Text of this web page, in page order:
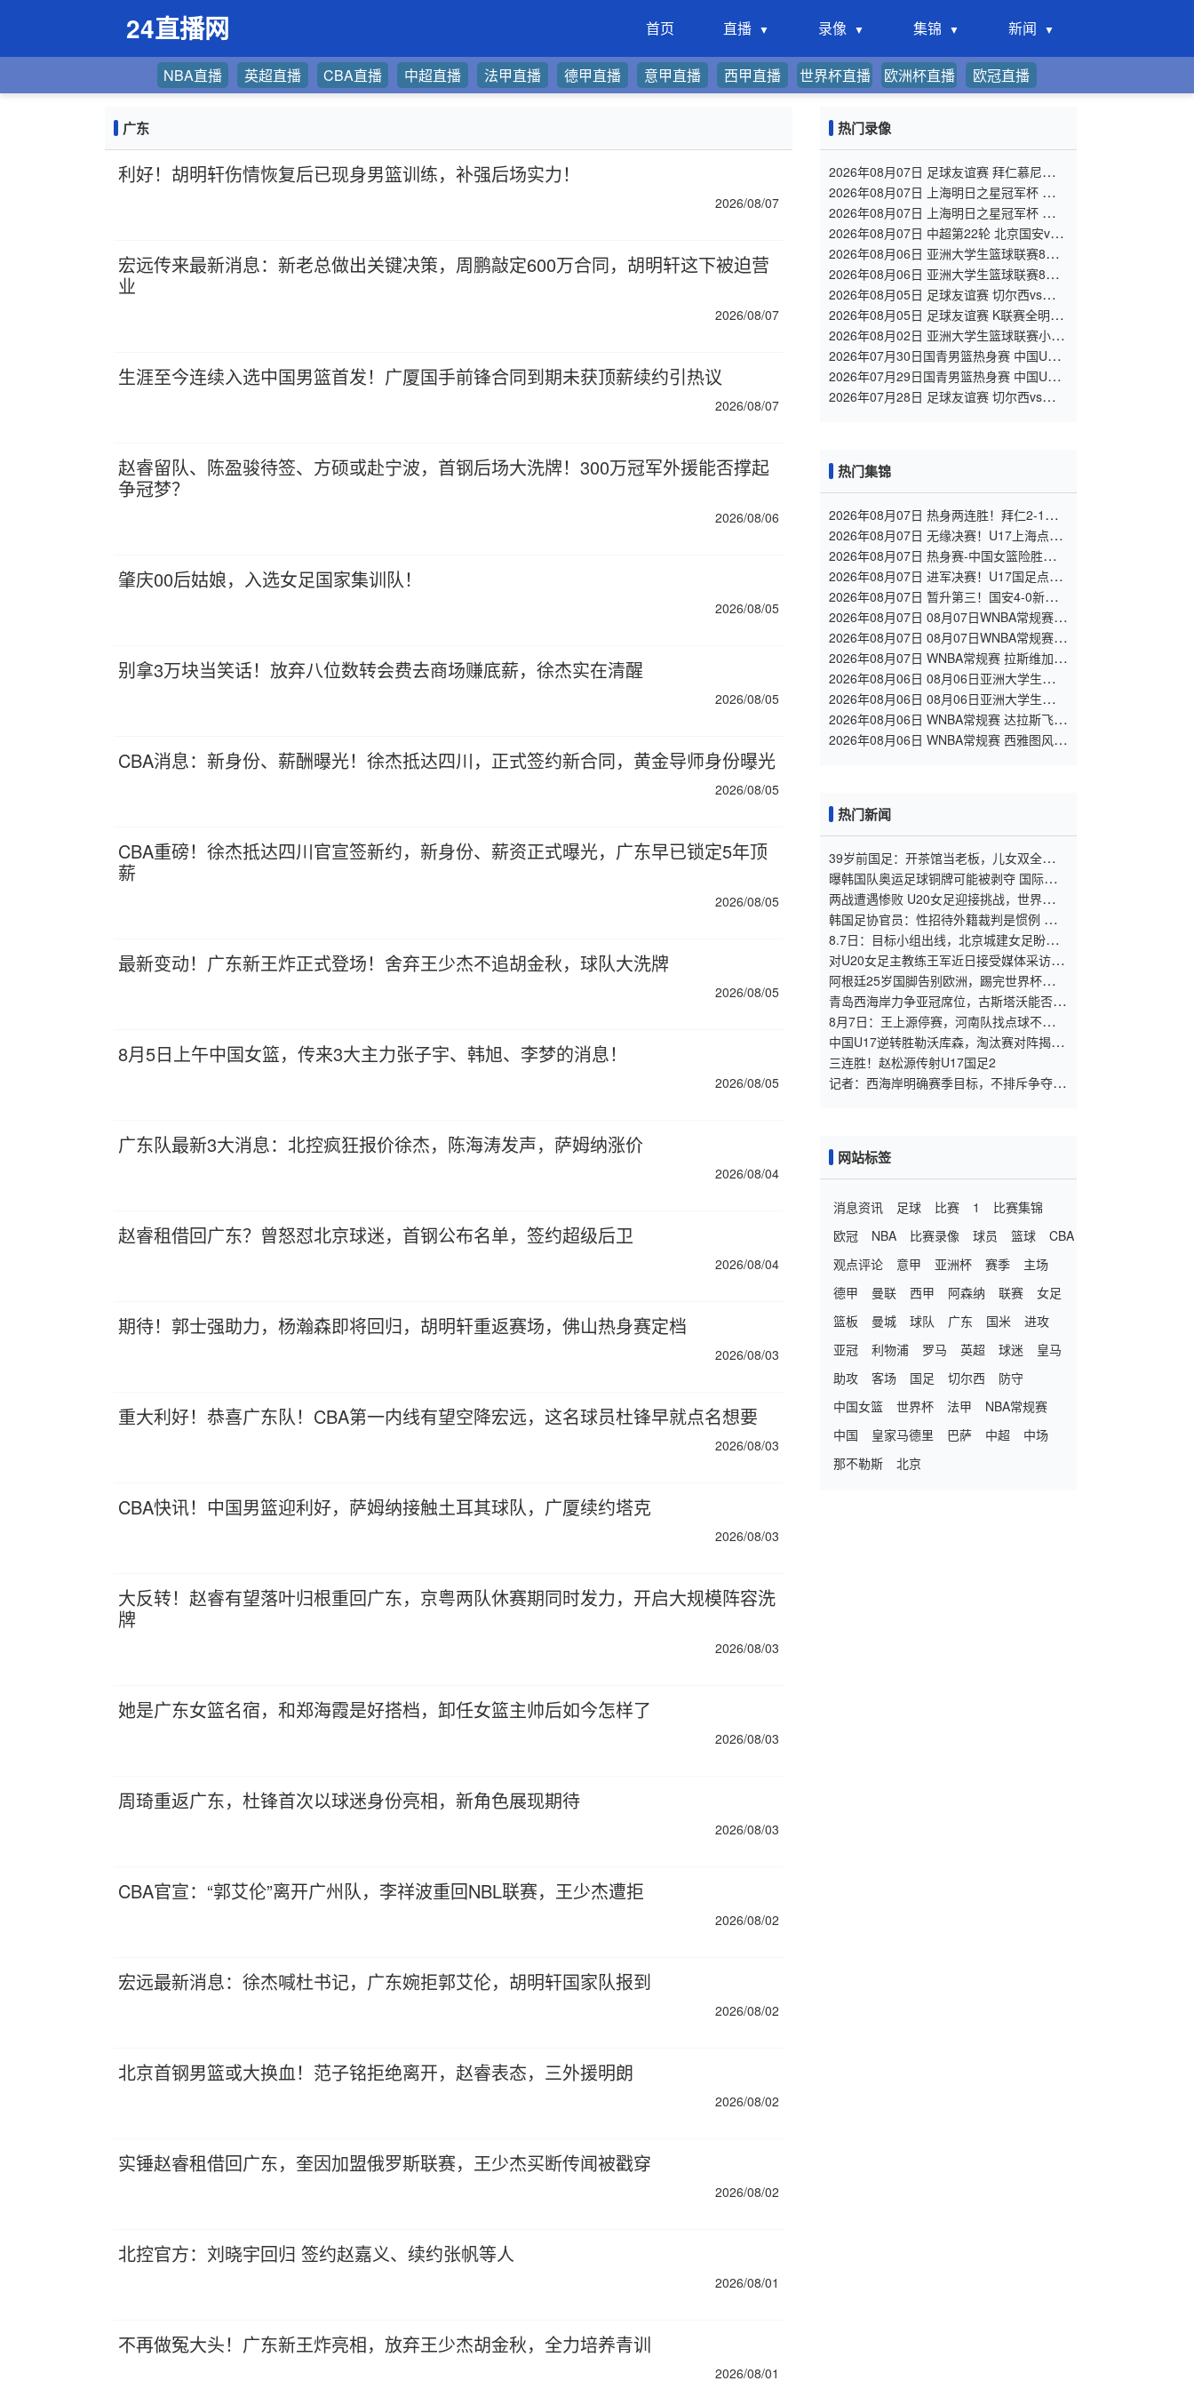
24直播网 首页 直播 录像 集锦 新闻
NBA直播 英超直播 CBA直播 中超直播 法甲直播 德甲直播 意甲直播 西甲直播 世界杯直播 欧洲杯直播 欧冠直播
广东
利好！胡明轩伤情恢复后已现身男篮训练，补强后场实力！
2026/08/07
宏远传来最新消息：新老总做出关键决策，周鹏敲定600万合同，胡明轩这下被迫营
业
2026/08/07
生涯至今连续入选中国男篮首发！广厦国手前锋合同到期未获顶薪续约引热议
2026/08/07
赵睿留队、陈盈骏待签、方硕或赴宁波，首钢后场大洗牌！300万冠军外援能否撑起
争冠梦？
2026/08/06
肇庆00后姑娘，入选女足国家集训队！
2026/08/05
别拿3万块当笑话！放弃八位数转会费去商场赚底薪，徐杰实在清醒
2026/08/05
CBA消息：新身份、薪酬曝光！徐杰抵达四川，正式签约新合同，黄金导师身份曝光
2026/08/05
CBA重磅！徐杰抵达四川官宣签新约，新身份、薪资正式曝光，广东早已锁定5年顶
薪
2026/08/05
最新变动！广东新王炸正式登场！舍弃王少杰不追胡金秋，球队大洗牌
2026/08/05
8月5日上午中国女篮，传来3大主力张子宇、韩旭、李梦的消息！
2026/08/05
广东队最新3大消息：北控疯狂报价徐杰，陈海涛发声，萨姆纳涨价
2026/08/04
赵睿租借回广东？曾怒怼北京球迷，首钢公布名单，签约超级后卫
2026/08/04
期待！郭士强助力，杨瀚森即将回归，胡明轩重返赛场，佛山热身赛定档
2026/08/03
重大利好！恭喜广东队！CBA第一内线有望空降宏远，这名球员杜锋早就点名想要
2026/08/03
CBA快讯！中国男篮迎利好，萨姆纳接触土耳其球队，广厦续约塔克
2026/08/03
大反转！赵睿有望落叶归根重回广东，京粤两队休赛期同时发力，开启大规模阵容洗
牌
2026/08/03
她是广东女篮名宿，和郑海霞是好搭档，卸任女篮主帅后如今怎样了
2026/08/03
周琦重返广东，杜锋首次以球迷身份亮相，新角色展现期待
2026/08/03
CBA官宣：“郭艾伦”离开广州队，李祥波重回NBL联赛，王少杰遭拒
2026/08/02
宏远最新消息：徐杰喊杜书记，广东婉拒郭艾伦，胡明轩国家队报到
2026/08/02
北京首钢男篮或大换血！范子铭拒绝离开，赵睿表态，三外援明朗
2026/08/02
实锤赵睿租借回广东，奎因加盟俄罗斯联赛，王少杰买断传闻被戳穿
2026/08/02
北控官方：刘晓宇回归 签约赵嘉义、续约张帆等人
2026/08/01
不再做冤大头！广东新王炸亮相，放弃王少杰胡金秋，全力培养青训
2026/08/01
热门录像
2026年08月07日 足球友谊赛 拜仁慕尼黑vs
阿斯顿维拉 全场录像
2026年08月07日 上海明日之星冠军杯 上海
U17 VS 阿森纳U17 全场录像
2026年08月07日 上海明日之星冠军杯 中国
男足U17 VS 河床U17 全场录像
2026年08月07日 中超第22轮 北京国安vs
深圳新鹏城 全场录像
2026年08月06日 亚洲大学生篮球联赛8强
赛 北京大学 VS 上海交通大学 全场录像
2026年08月06日 亚洲大学生篮球联赛8强
赛 延世大学 VS 政治大学 全场录像
2026年08月05日 足球友谊赛 切尔西vs尤文
图斯 全场录像
2026年08月05日 足球友谊赛 K联赛全明星
vs曼城 全场录像
2026年08月02日 亚洲大学生篮球联赛小组
赛 北京大学 VS 香港中文大学 全场录像
2026年07月30日国青男篮热身赛 中国U18
男篮 - 大卫·安篮球学院 全场录像
2026年07月29日国青男篮热身赛 中国U18
男篮 - 纽纳华丁闪电队 全场录像
2026年07月28日 足球友谊赛 切尔西vs西悉
热门集锦
2026年08月07日 热身两连胜！拜仁2-1维
拉 金玟哉戈麦斯破门迪亚斯替补建功
2026年08月07日 无缘决赛！U17上海点球
3-4枪手U17 李秋甫、李文博失点王启戎扑
2026年08月07日 热身赛-中国女篮险胜尼日
利亚 张子宇24+11 杨舒予12+6
2026年08月07日 进军决赛！U17国足点球
3-1河床U17将战阿森纳 江宇涵替补两扑点
2026年08月07日 暂升第三！国安4-0新鹏
城7轮不败 张玉宁传射达万双响法比奥破门
2026年08月07日 08月07日WNBA常规赛
多伦多节奏 83 - 97 波特兰火焰 集锦
2026年08月07日 08月07日WNBA常规赛
洛杉矶火花 89 - 82 明尼苏达山猫 全场集锦
2026年08月07日 WNBA常规赛 拉斯维加斯
王牌 86 - 84 印第安纳狂热 全场集锦
2026年08月06日 08月06日亚洲大学生篮球
联赛8强赛 北京大学 77 - 79 上海交通大学
2026年08月06日 08月06日亚洲大学生篮球
联赛8强赛 延世大学 67 - 72 政治大学 集锦
2026年08月06日 WNBA常规赛 达拉斯飞翼
92 - 96 华盛顿神秘人 全场集锦
2026年08月06日 WNBA常规赛 西雅图风暴
热门新闻
39岁前国足：开茶馆当老板，儿女双全已财
富自由，妻子还是黄圣依朋友
曝韩国队奥运足球铜牌可能被剥夺 国际足
联处罚时效已过
两战遭遇惨败 U20女足迎接挑战，世界杯出
线压力重重
韩国足协官员：性招待外籍裁判是惯例 这
样他们才能吹好哨
8.7日：目标小组出线，北京城建女足盼把
亚冠比赛带回北京
对U20女足主教练王军近日接受媒体采访对
话的解读
阿根廷25岁国脚告别欧洲，踢完世界杯即转
会！正值巅峰回归阿超
青岛西海岸力争亚冠席位，古斯塔沃能否提
升表现？
8月7日：王上源停赛，河南队找点球不灵
了，马拉尼昂不会射门，郑智剑指亚冠名额
中国U17逆转胜勒沃库森，淘汰赛对阵揭
晓：国足将战河床，上海迎战阿森纳
三连胜！赵松源传射U17国足2
记者：西海岸明确赛季目标，不排斥争夺
网站标签
消息资讯 足球 比赛 1
比赛集锦
欧冠
NBA 比赛录像 球员 篮球
CBA
观点评论
意甲 亚洲杯 赛季
主场
德甲
曼联 西甲 阿森纳 联赛
女足
篮板
曼城 球队 广东 国米
进攻
亚冠
利物浦 罗马 英超 球迷
皇马
助攻
客场 国足 切尔西
防守
中国女篮
世界杯 法甲
NBA常规赛
中国
皇家马德里 巴萨 中超
中场
那不勒斯
北京